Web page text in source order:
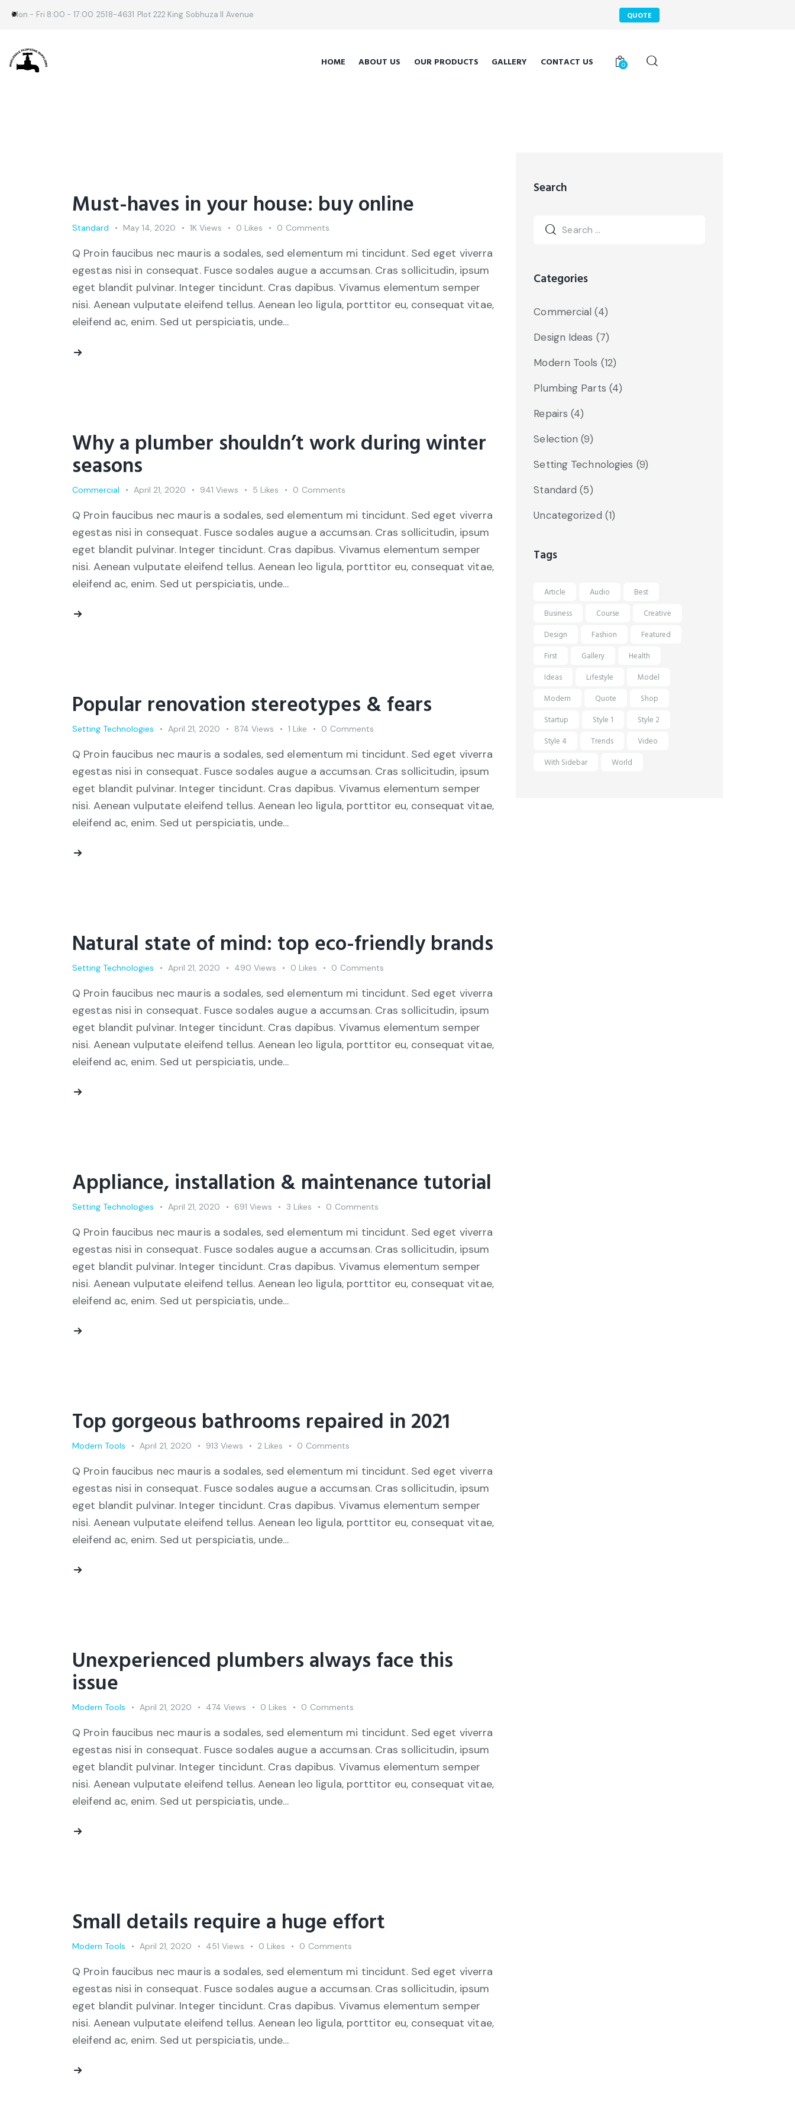
Mon - Fri 8:00 - 17:00 2518-4631 Plot 222 King Sobhuza II Avenue QUOTE
HOME ABOUT US OUR PRODUCTS GALLERY CONTACT US 0
Must-haves in your house: buy online
Standard May 14, 2020 1K Views 0 Likes 0 Comments
Q Proin faucibus nec mauris a sodales, sed elementum mi tincidunt. Sed eget viverra
egestas nisi in consequat. Fusce sodales augue a accumsan. Cras sollicitudin, ipsum
eget blandit pulvinar. Integer tincidunt. Cras dapibus. Vivamus elementum semper
nisi. Aenean vulputate eleifend tellus. Aenean leo ligula, porttitor eu, consequat vitae,
eleifend ac, enim. Sed ut perspiciatis, unde…
Why a plumber shouldn’t work during winter
seasons
Commercial April 21, 2020 941 Views 5 Likes 0 Comments
Q Proin faucibus nec mauris a sodales, sed elementum mi tincidunt. Sed eget viverra
egestas nisi in consequat. Fusce sodales augue a accumsan. Cras sollicitudin, ipsum
eget blandit pulvinar. Integer tincidunt. Cras dapibus. Vivamus elementum semper
nisi. Aenean vulputate eleifend tellus. Aenean leo ligula, porttitor eu, consequat vitae,
eleifend ac, enim. Sed ut perspiciatis, unde…
Popular renovation stereotypes & fears
Setting Technologies April 21, 2020 874 Views 1 Like 0 Comments
Q Proin faucibus nec mauris a sodales, sed elementum mi tincidunt. Sed eget viverra
egestas nisi in consequat. Fusce sodales augue a accumsan. Cras sollicitudin, ipsum
eget blandit pulvinar. Integer tincidunt. Cras dapibus. Vivamus elementum semper
nisi. Aenean vulputate eleifend tellus. Aenean leo ligula, porttitor eu, consequat vitae,
eleifend ac, enim. Sed ut perspiciatis, unde…
Natural state of mind: top eco-friendly brands
Setting Technologies April 21, 2020 490 Views 0 Likes 0 Comments
Q Proin faucibus nec mauris a sodales, sed elementum mi tincidunt. Sed eget viverra
egestas nisi in consequat. Fusce sodales augue a accumsan. Cras sollicitudin, ipsum
eget blandit pulvinar. Integer tincidunt. Cras dapibus. Vivamus elementum semper
nisi. Aenean vulputate eleifend tellus. Aenean leo ligula, porttitor eu, consequat vitae,
eleifend ac, enim. Sed ut perspiciatis, unde…
Appliance, installation & maintenance tutorial
Setting Technologies April 21, 2020 691 Views 3 Likes 0 Comments
Q Proin faucibus nec mauris a sodales, sed elementum mi tincidunt. Sed eget viverra
egestas nisi in consequat. Fusce sodales augue a accumsan. Cras sollicitudin, ipsum
eget blandit pulvinar. Integer tincidunt. Cras dapibus. Vivamus elementum semper
nisi. Aenean vulputate eleifend tellus. Aenean leo ligula, porttitor eu, consequat vitae,
eleifend ac, enim. Sed ut perspiciatis, unde…
Top gorgeous bathrooms repaired in 2021
Modern Tools April 21, 2020 913 Views 2 Likes 0 Comments
Q Proin faucibus nec mauris a sodales, sed elementum mi tincidunt. Sed eget viverra
egestas nisi in consequat. Fusce sodales augue a accumsan. Cras sollicitudin, ipsum
eget blandit pulvinar. Integer tincidunt. Cras dapibus. Vivamus elementum semper
nisi. Aenean vulputate eleifend tellus. Aenean leo ligula, porttitor eu, consequat vitae,
eleifend ac, enim. Sed ut perspiciatis, unde…
Unexperienced plumbers always face this
issue
Modern Tools April 21, 2020 474 Views 0 Likes 0 Comments
Q Proin faucibus nec mauris a sodales, sed elementum mi tincidunt. Sed eget viverra
egestas nisi in consequat. Fusce sodales augue a accumsan. Cras sollicitudin, ipsum
eget blandit pulvinar. Integer tincidunt. Cras dapibus. Vivamus elementum semper
nisi. Aenean vulputate eleifend tellus. Aenean leo ligula, porttitor eu, consequat vitae,
eleifend ac, enim. Sed ut perspiciatis, unde…
Small details require a huge effort
Modern Tools April 21, 2020 451 Views 0 Likes 0 Comments
Q Proin faucibus nec mauris a sodales, sed elementum mi tincidunt. Sed eget viverra
egestas nisi in consequat. Fusce sodales augue a accumsan. Cras sollicitudin, ipsum
eget blandit pulvinar. Integer tincidunt. Cras dapibus. Vivamus elementum semper
nisi. Aenean vulputate eleifend tellus. Aenean leo ligula, porttitor eu, consequat vitae,
eleifend ac, enim. Sed ut perspiciatis, unde…
Search
Categories
Commercial (4)
Design Ideas (7)
Modern Tools (12)
Plumbing Parts (4)
Repairs (4)
Selection (9)
Setting Technologies (9)
Standard (5)
Uncategorized (1)
Tags
Article Audio
Best
Business
Course
Creative
Design
Fashion
Featured
First
Gallery
Health
Ideas
Lifestyle
Model
Modern
Quote
Shop
Startup
Style 1
Style 2
Style 4
Trends
Video
With Sidebar
World